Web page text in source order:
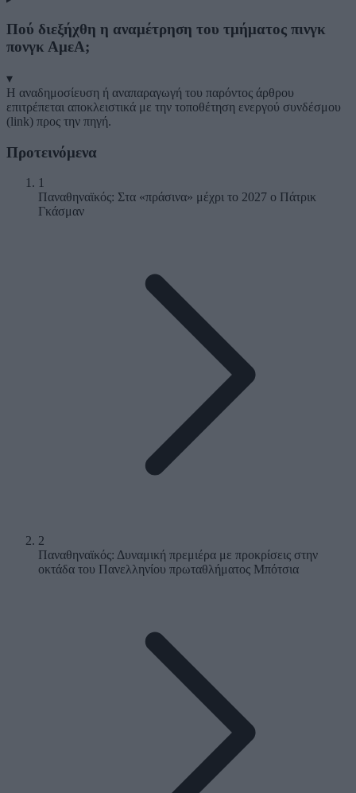
Πού διεξήχθη η αναμέτρηση του τμήματος πινγκ
πονγκ ΑμεΑ;
▾
Η αναδημοσίευση ή αναπαραγωγή του παρόντος άρθρου
επιτρέπεται αποκλειστικά με την τοποθέτηση ενεργού συνδέσμου
(link) προς την πηγή.
Προτεινόμενα
1
Παναθηναϊκός: Στα «πράσινα» μέχρι το 2027 ο Πάτρικ
Γκάσμαν
2
Παναθηναϊκός: Δυναμική πρεμιέρα με προκρίσεις στην
οκτάδα του Πανελληνίου πρωταθλήματος Μπότσια